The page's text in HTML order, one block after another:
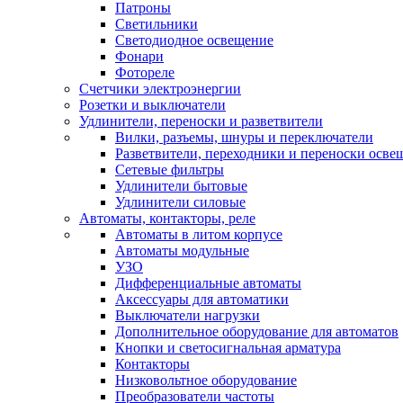
Патроны
Светильники
Светодиодное освещение
Фонари
Фотореле
Счетчики электроэнергии
Розетки и выключатели
Удлинители, переноски и разветвители
Вилки, разъемы, шнуры и переключатели
Разветвители, переходники и переноски
Сетевые фильтры
Удлинители бытовые
Удлинители силовые
Автоматы, контакторы, реле
Автоматы в литом корпусе
Автоматы модульные
УЗО
Дифференциальные автоматы
Аксессуары для автоматики
Выключатели нагрузки
Дополнительное оборудование для автоматов
Кнопки и светосигнальная арматура
Контакторы
Низковольтное оборудование
Преобразователи частоты